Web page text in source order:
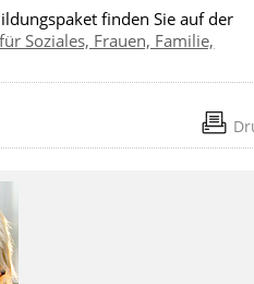
finden Sie auf der
Soziales, Frauen, Familie,